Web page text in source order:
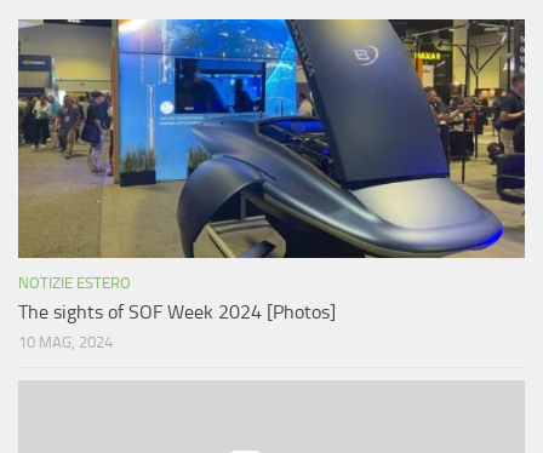
NOTIZIE ESTERO
The sights of SOF Week 2024 [Photos]
10 MAG, 2024